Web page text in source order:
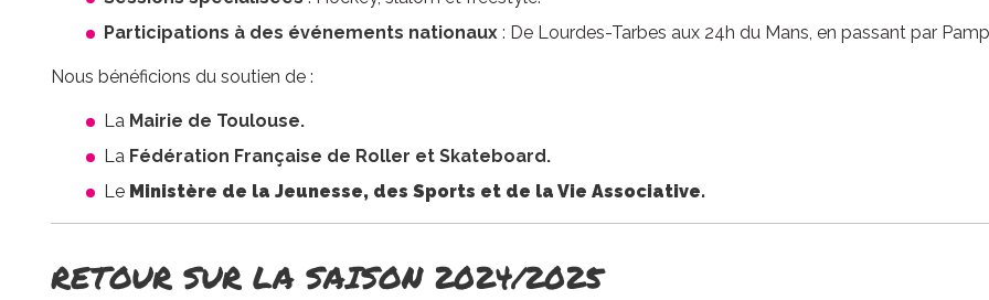
Participations à des événements nationaux : De Lourdes-Tarbes aux 24h du Mans, en passant par
Nous bénéficions du soutien de :
La Mairie de Toulouse.
La Fédération Française de Roller et Skateboard.
Le Ministère de la Jeunesse, des Sports et de la Vie Associative.
RETOUR SUR LA SAISON 2024/2025